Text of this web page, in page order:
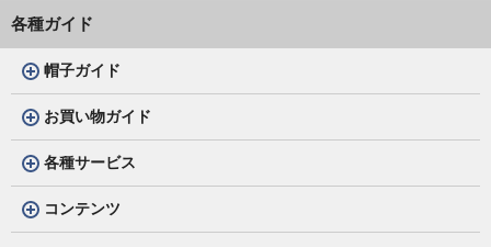
各種ガイド
帽子ガイド
お買い物ガイド
各種サービス
コンテンツ